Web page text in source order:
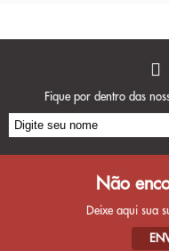
Fique por dentro das
Não
Deixe aqui sua